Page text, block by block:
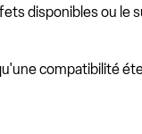
disponibles ou le
compatibilité